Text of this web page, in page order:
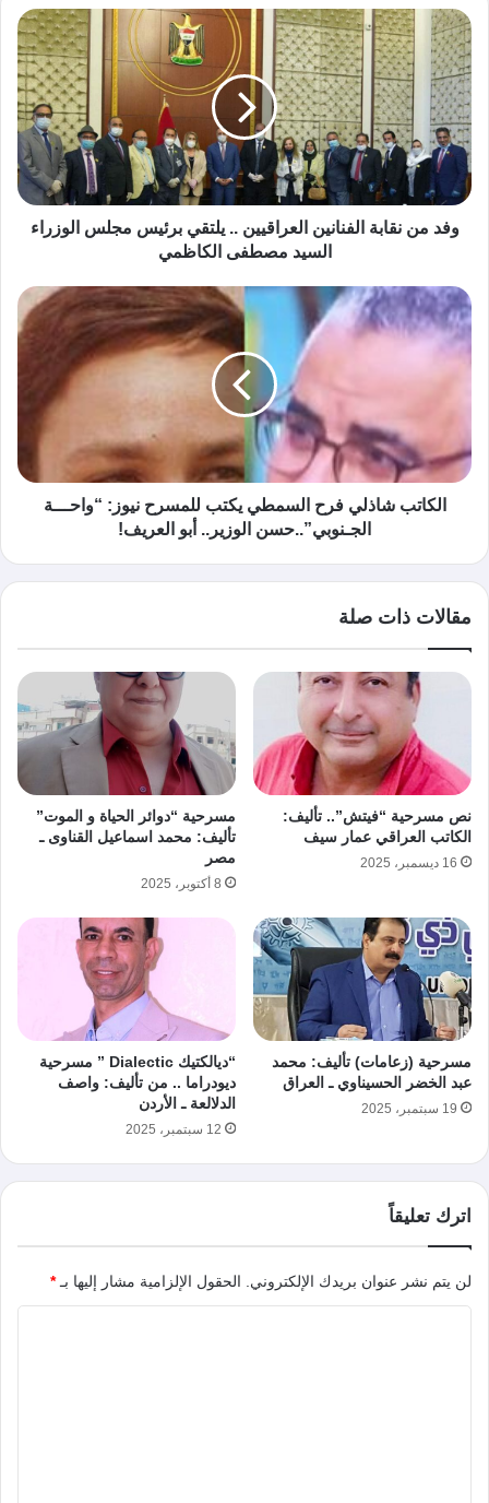
ب
وفد من نقابة الفنانين العراقيين .. يلتقي برئيس مجلس الوزراء
السيد مصطفى الكاظمي
الكاتب شاذلي فرح السمطي يكتب للمسرح نيوز: “واحـــة
الجـنوبي”..حسن الوزير.. أبو العريف!
مقالات ذات صلة
نص مسرحية “فيتش”.. تأليف:
الكاتب العراقي عمار سيف
16 ديسمبر، 2025
مسرحية “دوائر الحياة و الموت”
تأليف: محمد اسماعيل القناوى ـ
مصر
8 أكتوبر، 2025
مسرحية (زعامات) تأليف: محمد
عبد الخضر الحسيناوي ـ العراق
19 سبتمبر، 2025
“ديالكتيك Dialectic ” مسرحية
ديودراما .. من تأليف: واصف
الدلالعة ـ الأردن
12 سبتمبر، 2025
اترك تعليقاً
لن يتم نشر عنوان بريدك الإلكتروني. الحقول الإلزامية مشار إليها بـ*